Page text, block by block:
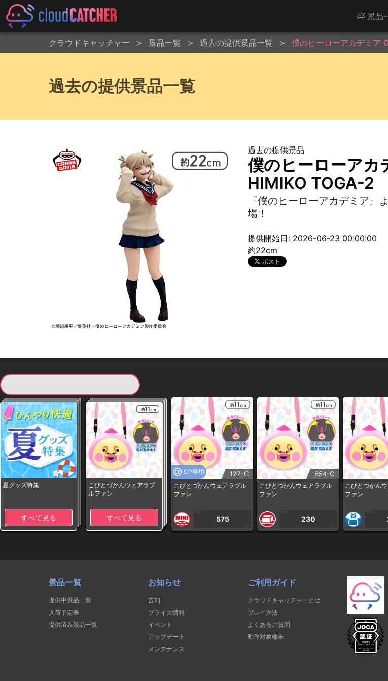
景品
クラウドキャッチャー 景品一覧 過去の提供景品一覧 僕のヒーローアカデミア
過去の提供景品一覧
過去の提供景品
僕のヒーローアカ
HIMIKO TOGA-2
『僕のヒーローアカデミア』
場！
提供開始日: 2026-06-23 00:00:00
約22cm
夏グッズ特集
すべて見る
こびとづかんウェアラブ
ルファン
すべて見る
CP専用 127-C
こびとづかんウェアラブル
ファン
1PLAY
575
CP
654-C
こびとづかんウェアラブル
ファン
1PLAY
230
CP
こびとづかん
ファン
1PLAY
景品一覧
提供中景品一覧
入荷予定表
提供済み景品一覧
お知らせ
告知
プライズ情報
イベント
アップデート
メンテナンス
ご利用ガイド
クラウドキャッチャーとは
プレイ方法
よくあるご質問
動作対象端末